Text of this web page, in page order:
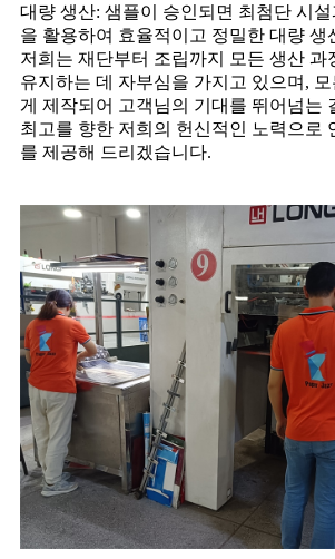
대량 생산: 샘플이 승인되면 최첨단 시
을 활용하여 효율적이고 정밀한 대량 생
저희는 재단부터 조립까지 모든 생산 과
유지하는 데 자부심을 가지고 있으며,
게 제작되어 고객님의 기대를 뛰어넘는
최고를 향한 저희의 헌신적인 노력으로
를 제공해 드리겠습니다.